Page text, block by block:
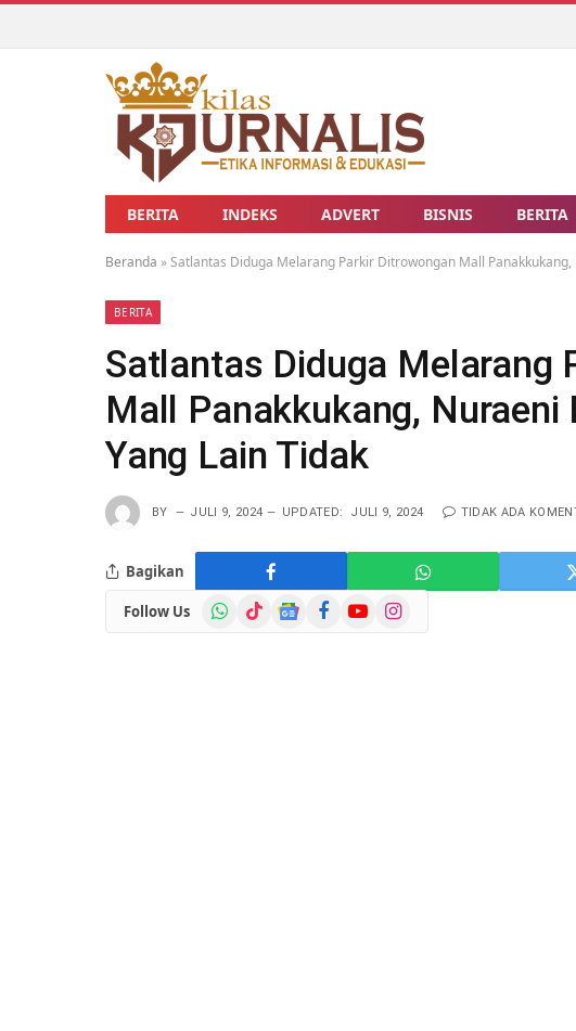
BERITA INDEKS ADVERT BISNIS BERITA
Beranda »Satlantas Diduga Melarang Parkir Ditrowongan Mall
BERITA
Satlantas Diduga Melarang
Mall Panakkukang, Nuraeni
Yang Lain Tidak
BY JULI 9, 2024 UPDATED: JULI 9, 2024 TIDAK ADA
Bagikan
Follow Us WhatsApp
TikTokGoogle
News
FacebookYouTubeInstagram